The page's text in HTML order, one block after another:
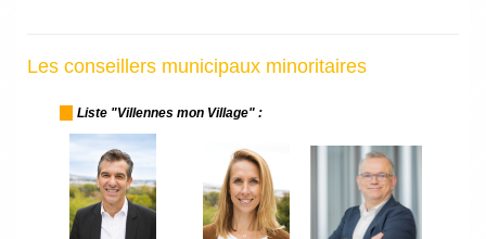
Les conseillers municipaux minoritaires
Liste "Villennes mon Village" :